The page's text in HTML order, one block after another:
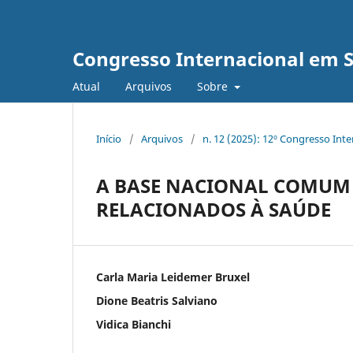
Congresso Internacional em
Atual Arquivos Sobre
Início / Arquivos / n. 12 (2025): 12º Congresso
A BASE NACIONAL
RELACIONADOS À SAÚDE
Carla Maria Leidemer Bruxel
Dione Beatris Salviano
Vidica Bianchi